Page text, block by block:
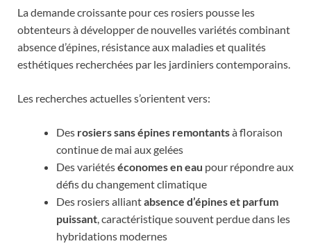
La demande croissante pour ces rosiers pousse les
obtenteurs à développer de nouvelles variétés combinant
absence d’épines, résistance aux maladies et qualités
esthétiques recherchées par les jardiniers contemporains.
Les recherches actuelles s’orientent vers:
Des rosiers sans épines remontantsà floraison
continue de mai aux gelées
Des variétéséconomes en eau pour répondre aux
défis du changement climatique
Des rosiers alliantabsence d’épines et parfum
puissant, caractéristique souvent perdue dans les
hybridations modernes